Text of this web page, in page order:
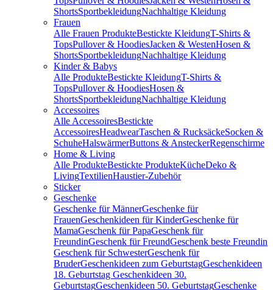
ShortsSportbekleidungNachhaltige Kleidung
Frauen
Alle Frauen ProdukteBestickte KleidungT-Shirts &
TopsPullover & HoodiesJacken & WestenHosen &
ShortsSportbekleidungNachhaltige Kleidung
Kinder & Babys
Alle ProdukteBestickte KleidungT-Shirts &
TopsPullover & HoodiesHosen &
ShortsSportbekleidungNachhaltige Kleidung
Accessoires
Alle AccessoiresBestickte
AccessoiresHeadwearTaschen & RucksäckeSocken &
SchuheHalswärmerButtons & AnsteckerRegenschirme
Home & Living
Alle ProdukteBestickte ProdukteKücheDeko &
LivingTextilienHaustier-Zubehör
Sticker
Geschenke
Geschenke für MännerGeschenke für
FrauenGeschenkideen für KinderGeschenke für
MamaGeschenk für PapaGeschenk für
FreundinGeschenk für FreundGeschenk beste Freundin
Geschenk für SchwesterGeschenk für
BruderGeschenkideen zum GeburtstagGeschenkideen
18. Geburtstag Geschenkideen 30.
GeburtstagGeschenkideen 50. GeburtstagGeschenke